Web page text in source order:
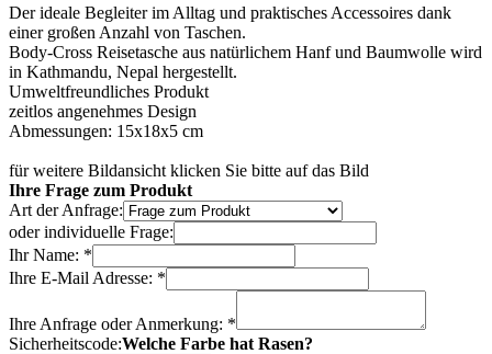
Der ideale Begleiter im Alltag und praktisches Accessoires dank
einer großen Anzahl von Taschen.
Body-Cross Reisetasche aus natürlichem Hanf und Baumwolle wird
in Kathmandu, Nepal hergestellt.
Umweltfreundliches Produkt
zeitlos angenehmes Design
Abmessungen: 15x18x5 cm
für weitere Bildansicht klicken Sie bitte auf das Bild
Ihre Frage zum Produkt
Art der Anfrage:
oder individuelle Frage:
Ihr Name: *
Ihre E-Mail Adresse: *
Ihre Anfrage oder Anmerkung: *
Sicherheitscode:Welche Farbe hat Rasen?